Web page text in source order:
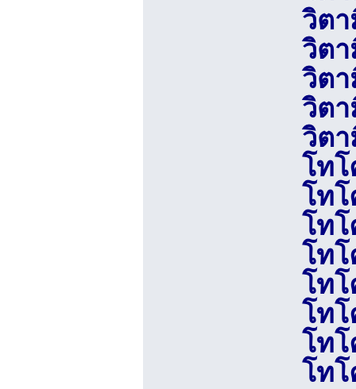
วิต
วิต
วิต
วิต
วิตา
โท
โทโ
โท
โทโ
โท
โทโ
โท
โทโ